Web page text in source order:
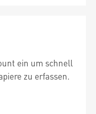
ein um schnell
zu erfassen.